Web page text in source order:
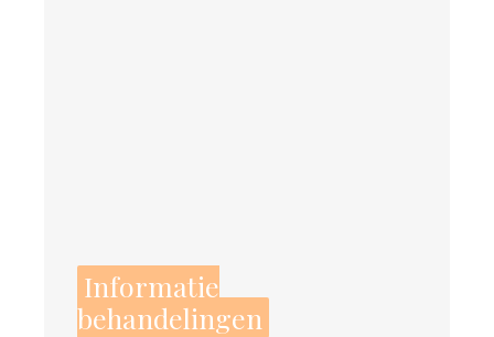
Informatie
behandelingen